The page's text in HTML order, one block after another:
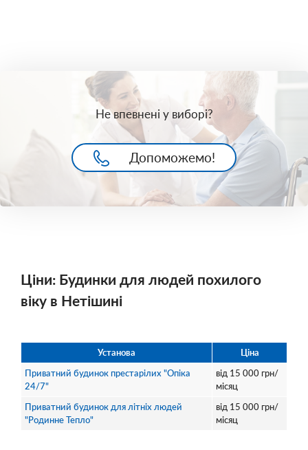
Не впевнені у виборі?
Допоможемо!
Ціни: Будинки для людей похилого
віку в Нетішині
Установа
Ціна
Приватний будинок престарілих "Опіка
24/7"
від 15 000грн/
місяц
Приватний будинок для літніх людей
"Родинне Тепло"
від 15 000 грн/
місяц